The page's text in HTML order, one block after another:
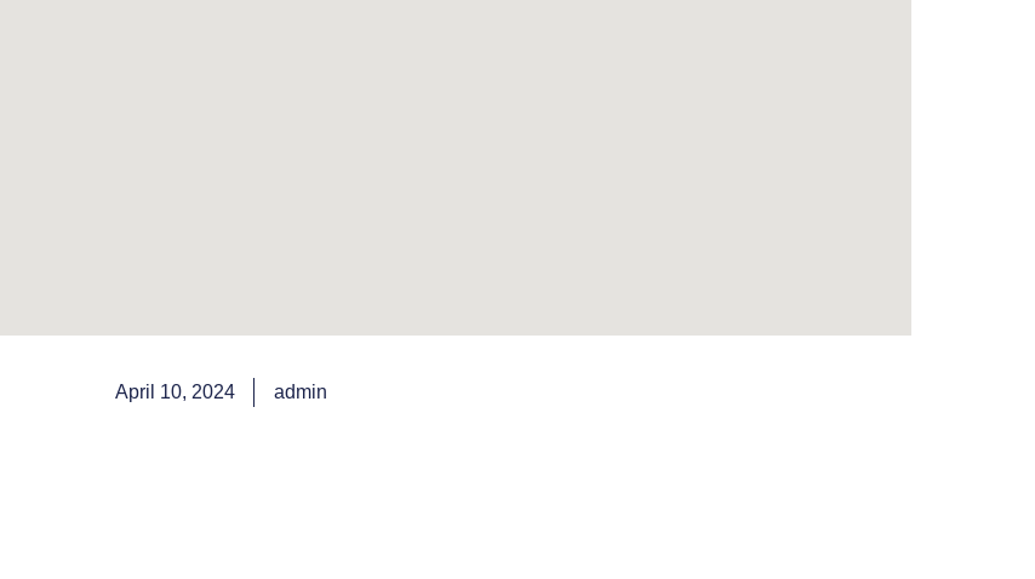
April 10, 2024 admin